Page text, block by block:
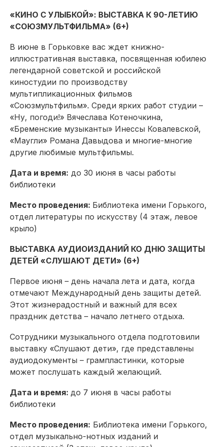
«КИНО С УЛЫБКОЙ»: ВЫСТАВКА К 90-ЛЕТИЮ
«СОЮЗМУЛЬТФИЛЬМА» (6+)
В июне в Горьковке вас ждет книжно-
иллюстративная выставка, посвященная юбилею
легендарной советской и российской
киностудии по производству
мультипликационных фильмов
«Союзмультфильм». Среди ярких работ студии –
«Ну, погоди!» Вячеслава Котеночкина,
«Бременские музыканты» Инессы Ковалевской,
«Маугли» Романа Давыдова и многие-многие
другие любимые мультфильмы.
Дата и время: до 30 июня в часы работы
библиотеки
Место проведения: Библиотека имени Горького,
отдел литературы по искусству (4 этаж, левое
крыло)
ВЫСТАВКА АУДИОИЗДАНИЙ КО ДНЮ ЗАЩИТЫ
ДЕТЕЙ «СЛУШАЮТ ДЕТИ» (6+)
Первое июня – день начала лета и дата, когда
отмечают Международный день защиты детей.
Этот жизнерадостный и важный для всех
праздник детства – начало летнего отдыха.
Сотрудники музыкального отдела подготовили
выставку «Слушают дети», где представлены
аудиодокументы – грампластинки, которые
может послушать каждый желающий.
Дата и время: до 7 июня в часы работы
библиотеки
Место проведения: Библиотека имени Горького,
отдел музыкально-нотных изданий и